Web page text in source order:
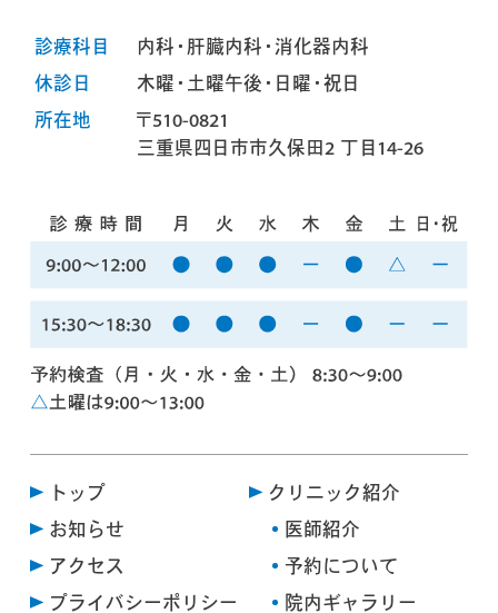
診療科目
内科・肝臓内科・消化器内科
休診日
木曜・土曜午後・日曜・祝日
所在地
〒510-0821
三重県四日市市久保田2 丁目14-26
トップ
お知らせ
アクセス
プライバシーポリシー
クリニック紹介
医師紹介
予約について
院内ギャラリー